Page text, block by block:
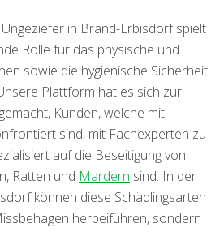
in Brand-Erbisdorf spielt
Rolle für das physische und
sowie die hygienische Sicherheit
Plattform hat es sich zur
Kunden, welche mit
sind, mit Fachexperten zu
auf die Beseitigung von
Ratten und Mardern sind. In der
können diese Schädlingsarten
herbeiführen, sondern